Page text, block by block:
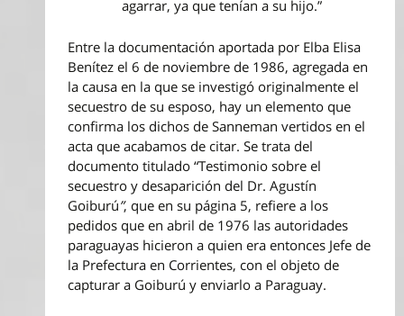
agarrar, ya que tenían a su hijo.”
Entre la documentación aportada por Elba Elisa
Benítez el 6 de noviembre de 1986, agregada en
la causa en la que se investigó originalmente el
secuestro de su esposo, hay un elemento que
confirma los dichos de Sanneman vertidos en el
acta que acabamos de citar. Se trata del
documento titulado “Testimonio sobre el
secuestro y desaparición del Dr. Agustín
Goiburú”, que en su página 5, refiere a los
pedidos que en abril de 1976 las autoridades
paraguayas hicieron a quien era entonces Jefe de
la Prefectura en Corrientes, con el objeto de
capturar a Goiburú y enviarlo a Paraguay.